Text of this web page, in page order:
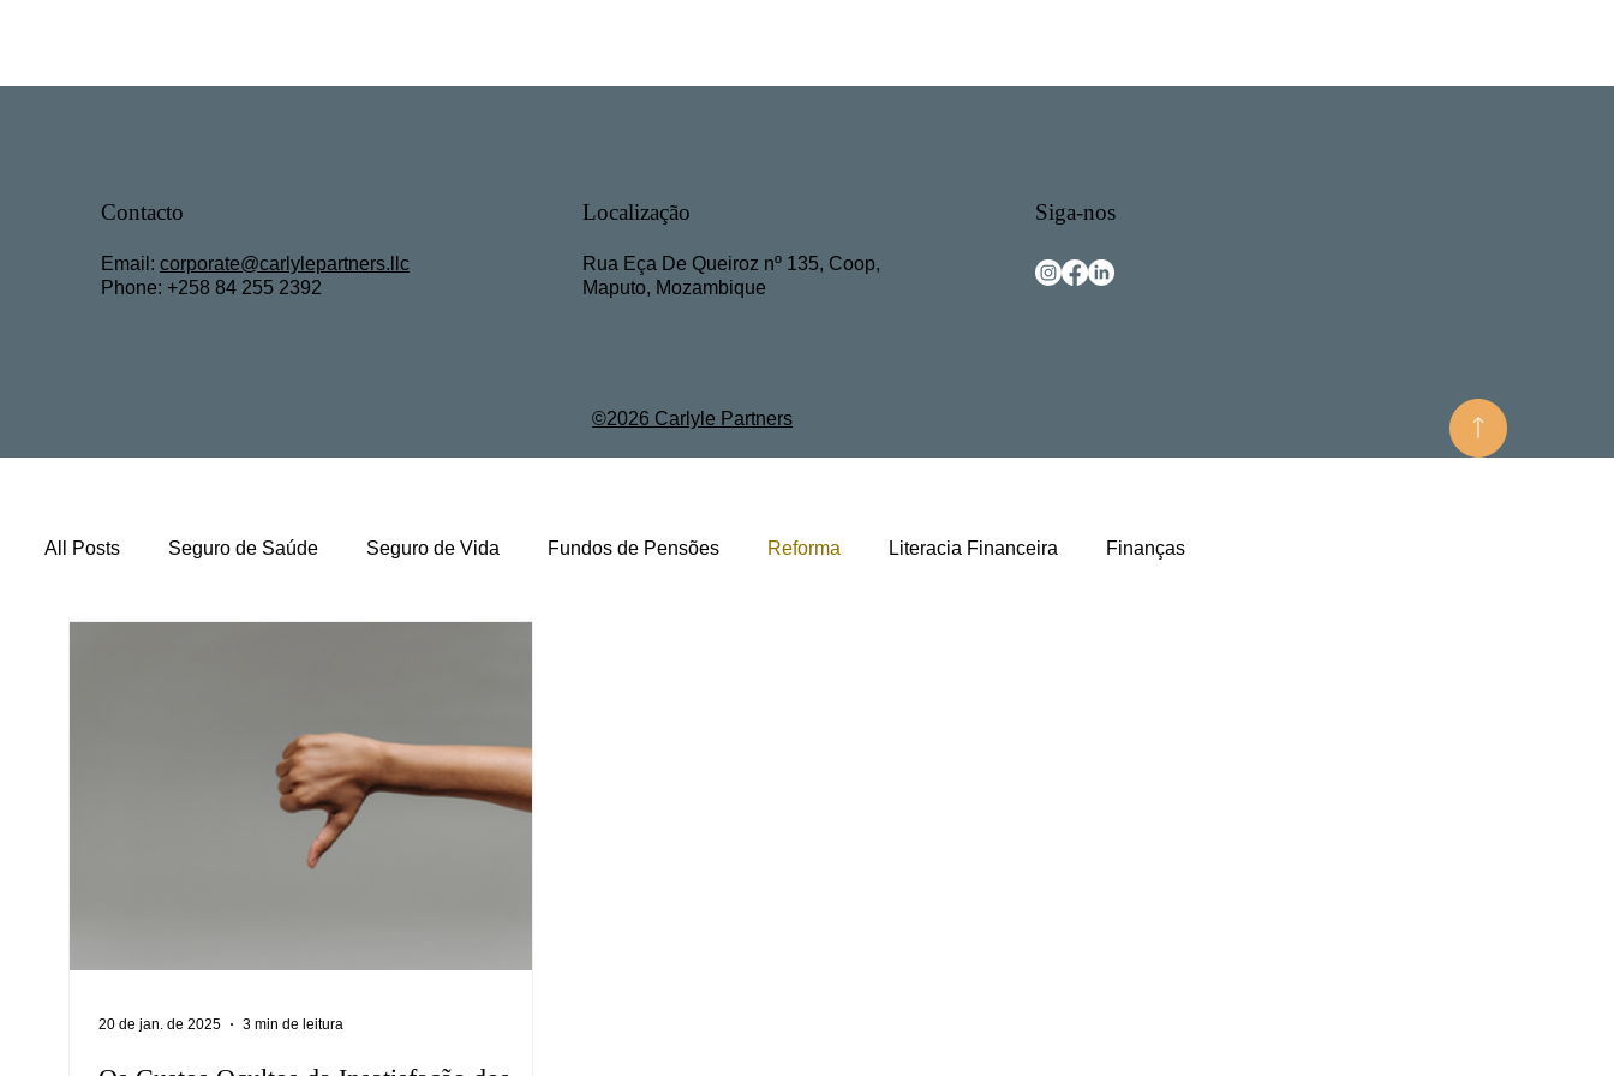
All Posts Seguro de Saúde Seguro de Vida Fundos de Pensões Reforma Literacia Financeira Finanças
20 de jan. de 2025 3 min de leitura
Contacto
Email: corporate@carlylepartners.llc
Phone: +258 84 255 2392
Localização
Rua Eça De Queiroz nº 135, Coop,
Maputo, Mozambique
Siga-nos
©2026 Carlyle Partners